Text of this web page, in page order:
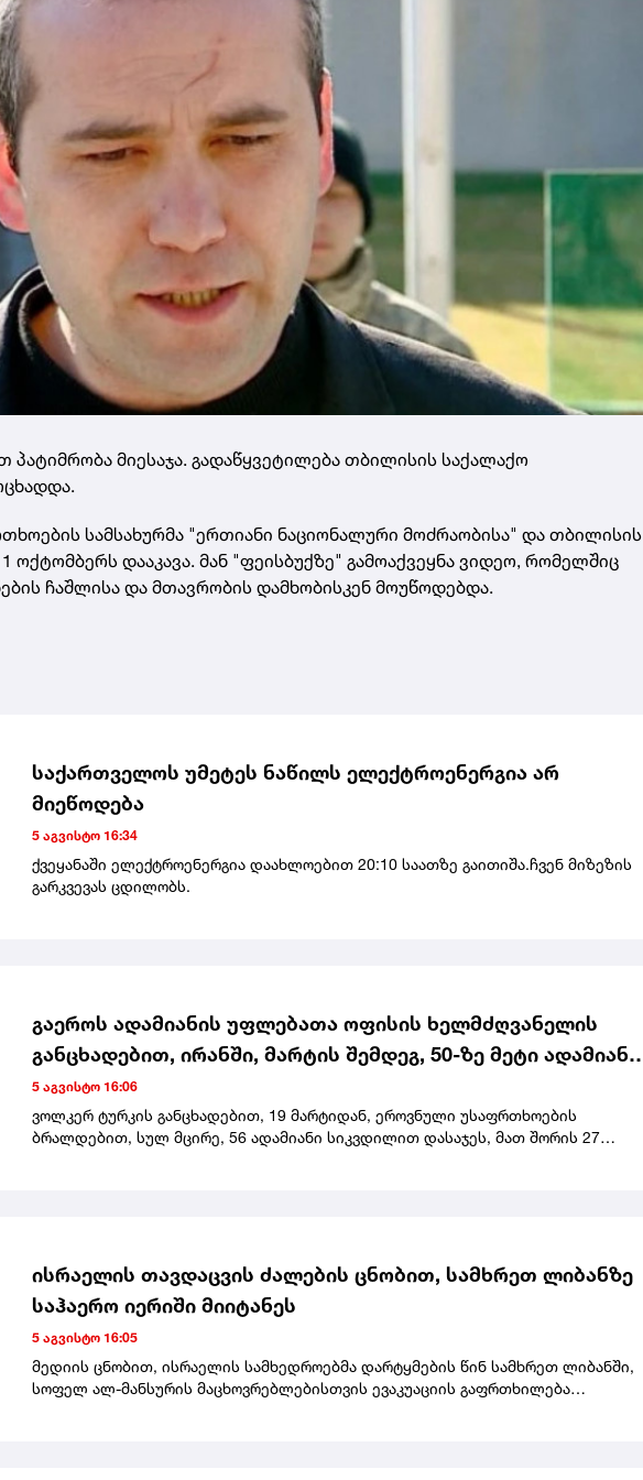
პატიმრობა მიესაჯა. გადაწყვეტილება თბილისის საქალაქო
სამსახურმა "ერთიანი ნაციონალური მოძრაობისა" და თბილისის
ოქტომბერს დააკავა. მან "ფეისბუქზე" გამოაქვეყნა ვიდეო, რომელშიც
ჩაშლისა და მთავრობის დამხობისკენ მოუწოდებდა.
საქართველოს უმეტეს ნაწილს ელექტროენერგია არ
მიეწოდება
5 აგვისტო 16:34
ქვეყანაში ელექტროენერგია დაახლოებით 20:10 საათზე გაითიშა.ჩვენ მიზეზის
გარკვევას ცდილობს.
გაეროს ადამიანის უფლებათა ოფისის ხელმძღვანელის
განცხადებით, ირანში, მარტის შემდეგ, 50-ზე მეტი ადამიანი
დასაჯეს სიკვდილით
5 აგვისტო 16:06
ვოლკერ ტურკის განცხადებით, 19 მარტიდან, ეროვნული უსაფრთხოების
ბრალდებით, სულ მცირე, 56 ადამიანი სიკვდილით დასაჯეს, მათ შორის 27
ისრაელის თავდაცვის ძალების ცნობით, სამხრეთ ლიბანზე
საჰაერო იერიში მიიტანეს
5 აგვისტო 16:05
მედიის ცნობით, ისრაელის სამხედროებმა დარტყმების წინ სამხრეთ ლიბანში,
სოფელ ალ-მანსურის მაცხოვრებლებისთვის ევაკუაციის გაფრთხილება